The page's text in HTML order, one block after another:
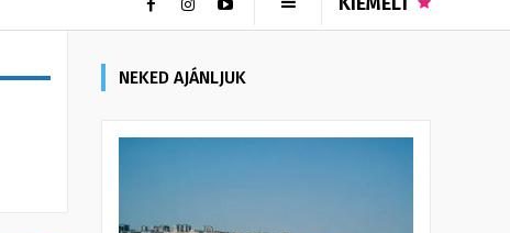
NEKED AJÁNLJUK